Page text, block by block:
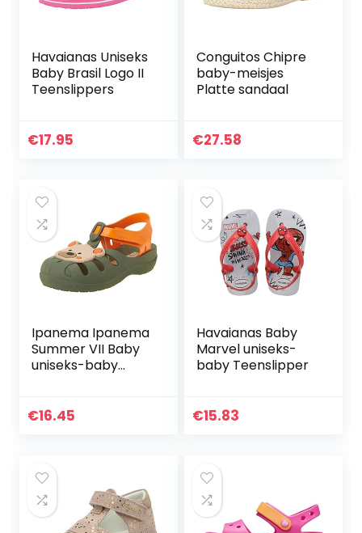
Havaianas Uniseks
Baby Brasil Logo II
Teenslippers
€17.95
Conguitos Chipre
baby-meisjes
Platte sandaal
€27.58
Ipanema Ipanema
Summer VII Baby
uniseks-baby
€16.45
Havaianas Baby
Marvel uniseks-
baby Teenslipper
€15.83